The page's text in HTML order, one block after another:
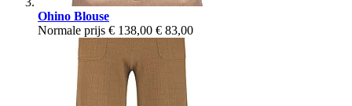
Ohino Blouse
Normale prijs € 138,00 € 83,00